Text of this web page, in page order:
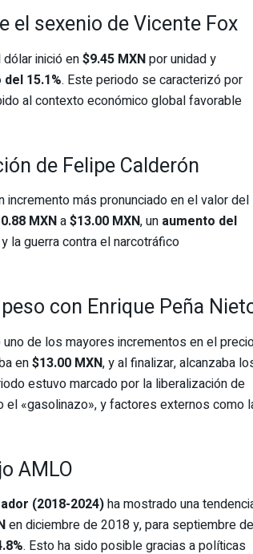
el sexenio de Vicente Fox
inició en$9.45 MXNpor unidad y
15.1%. Este periodo se caracterizó por
al contexto económico global favorable
de Felipe Calderón
incremento más pronunciado en el valor del
MXNa$13.00 MXN, un aumento del
la guerra contra el narcotráfico
con Enrique Peña
de los mayores incrementos en el
en$13.00 MXN, y al finalizar, alcanzaba
estuvo marcado por la liberalización de
«gasolinazo», y factores externos como
AMLO
(2018-2024)ha mostrado una
en diciembre de 2018 y, para septiembre de
. Esto ha sido posible gracias a políticas